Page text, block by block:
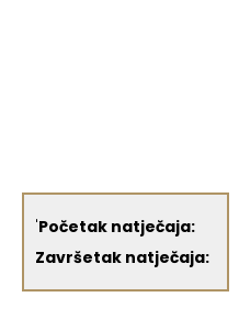
'Početak natječaja:
Završetak natječaja: